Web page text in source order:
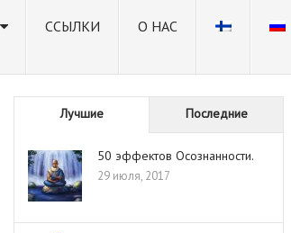
ССЫЛКИ О НАС
Лучшие Последние
50 эффектов Осознанности.
29 июля, 2017